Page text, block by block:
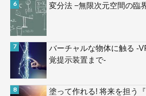
変分法 −無限次元空間の臨
バーチャルな物体に触る -
覚提示装置まで-
塗って作れる! 将来を担う